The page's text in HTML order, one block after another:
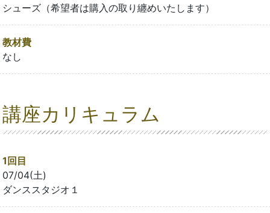
シューズ（希望者は購入の取り纏めいたします）
教材費
なし
講座カリキュラム
1回目
07/04(土)
ダンススタジオ１